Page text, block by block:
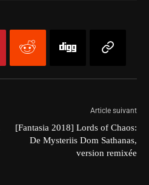
Article suivant
[Fantasia 2018] Lords of Chaos:
De Mysteriis Dom Sathanas,
version remixée